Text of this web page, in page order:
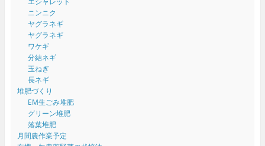
ニンニク
ヤグラネギ
ヤグラネギ
ワケギ
分結ネギ
玉ねぎ
長ネギ
堆肥づくり
EM生ごみ堆肥
グリーン堆肥
落葉堆肥
月間農作業予定